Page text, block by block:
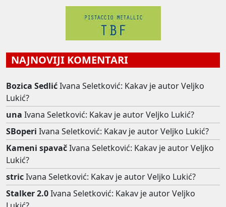
NAJNOVIJI KOMENTARI
Bozica SedlićIvana Seletković: Kakav je autor Veljko
Lukić?
una Ivana Seletković: Kakav je autor Veljko Lukić?
SBoperi Ivana Seletković: Kakav je autor Veljko Lukić?
Kameni spavačIvana Seletković: Kakav je autor Veljko
Lukić?
stricIvana Seletković: Kakav je autor Veljko Lukić?
Stalker 2.0Ivana Seletković: Kakav je autor Veljko